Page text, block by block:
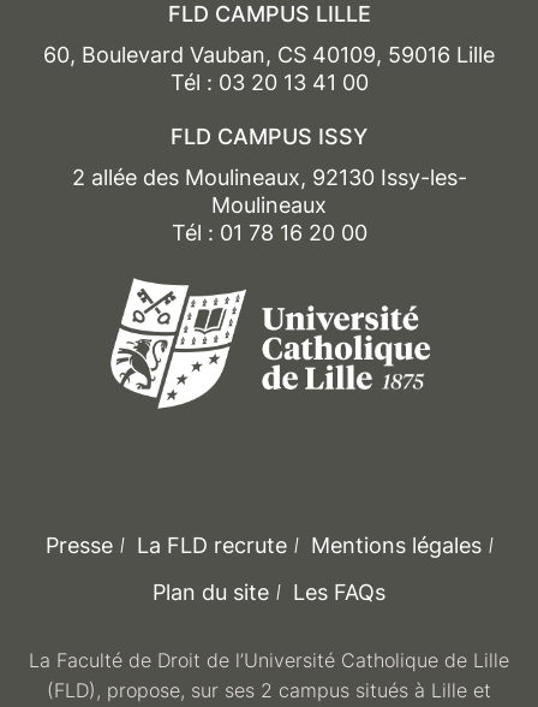
FLD CAMPUS LILLE
60, Boulevard Vauban, CS 40109, 59016 Lille
Tél : 03 20 13 41 00
FLD CAMPUS ISSY
2 allée des Moulineaux, 92130 Issy-les-
Moulineaux
Tél : 01 78 16 20 00
Presse La FLD recrute
Mentions légales
Plan du site
Les FAQs
La Faculté de Droit de l’Université Catholique de Lille
(FLD), propose, sur ses 2 campus situés à Lille et